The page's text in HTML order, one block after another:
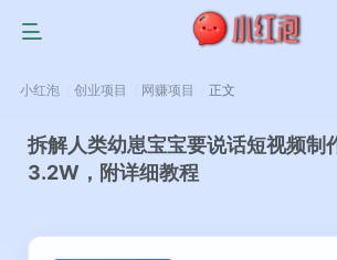
小红泡 创业项目 网赚项目 正文
拆解人类幼崽宝宝要说话短视频制
3.2W，附详细教程